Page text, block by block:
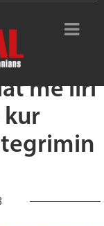
me liri
kur